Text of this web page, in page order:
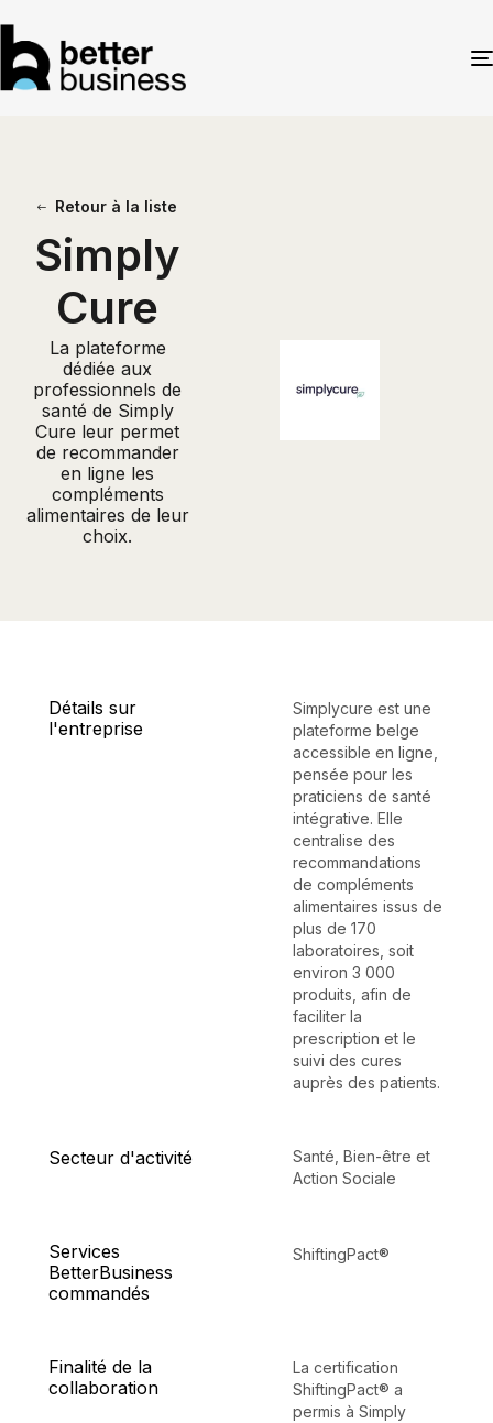
Retour à la liste
Simply
Cure
La plateforme
dédiée aux
professionnels de
santé de Simply
Cure leur permet
de recommander
en ligne les
compléments
alimentaires de leur
choix.
Détails sur
l'entreprise
Simplycure est une
plateforme belge
accessible en ligne,
pensée pour les
praticiens de santé
intégrative. Elle
centralise des
recommandations
de compléments
alimentaires issus de
plus de 170
laboratoires, soit
environ 3 000
produits, afin de
faciliter la
prescription et le
suivi des cures
auprès des patients.
Secteur d'activité
Santé, Bien-être et
Action Sociale
Services
BetterBusiness
commandés
ShiftingPact®
Finalité de la
collaboration
La certification
ShiftingPact® a
permis à Simply